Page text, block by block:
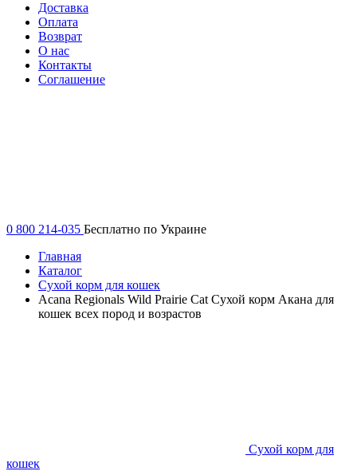
Доставка
Оплата
Возврат
О нас
Контакты
Соглашение
0 800 214-035 Бесплатно по Украине
Главная
Каталог
Сухой корм для кошек
Acana Regionals Wild Prairie Cat Сухой корм Акана для
кошек всех пород и возрастов
Сухой корм для
кошек